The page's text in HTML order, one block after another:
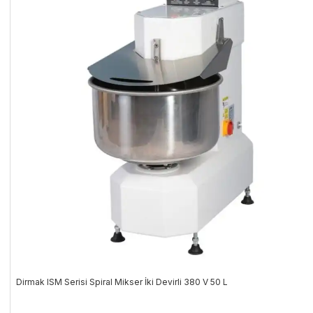
Dirmak ISM Serisi Spiral Mikser İki Devirli 380 V 50 L